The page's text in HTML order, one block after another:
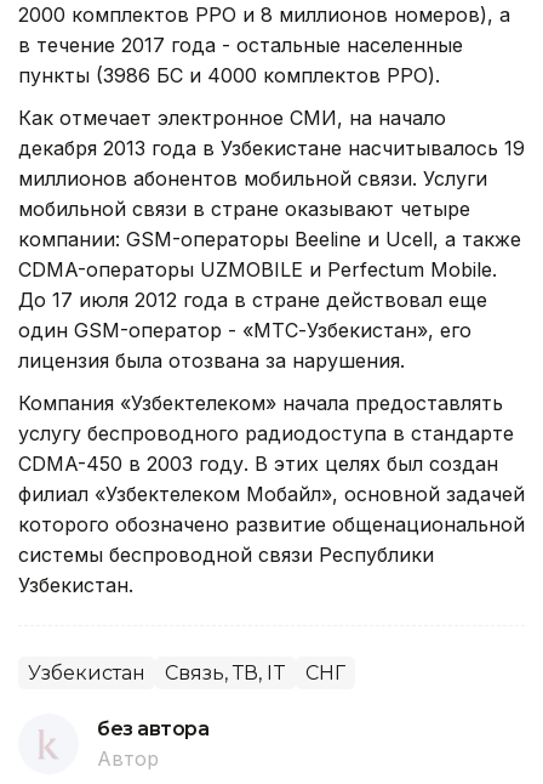
2000 комплектов РРО и 8 миллионов номеров), а
в течение 2017 года - остальные населенные
пункты (3986 БС и 4000 комплектов РРО).
Как отмечает электронное СМИ, на начало
декабря 2013 года в Узбекистане насчитывалось 19
миллионов абонентов мобильной связи. Услуги
мобильной связи в стране оказывают четыре
компании: GSM-операторы Beeline и Ucell, а также
CDMA-операторы UZMOBILE и Perfectum Mobile.
До 17 июля 2012 года в стране действовал еще
один GSM-оператор - «МТС-Узбекистан», его
лицензия была отозвана за нарушения.
Компания «Узбектелеком» начала предоставлять
услугу беспроводного радиодоступа в стандарте
CDMA-450 в 2003 году. В этих целях был создан
филиал «Узбектелеком Мобайл», основной задачей
которого обозначено развитие общенациональной
системы беспроводной связи Республики
Узбекистан.
Узбекистан Связь, ТВ, IT СНГ
без автора
Автор